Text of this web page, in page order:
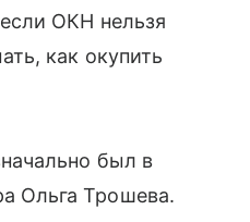
ОКН нельзя
как окупить
был в
Ольга Трошева.